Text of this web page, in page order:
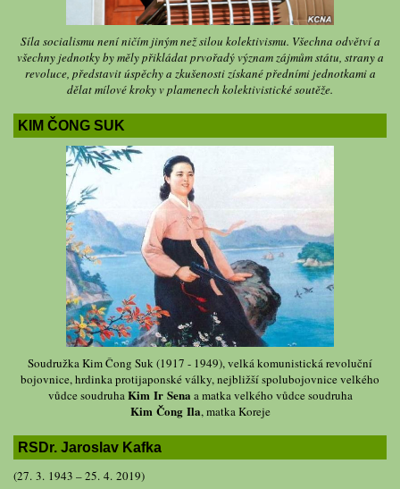
Síla socialismu není ničím jiným než silou kolektivismu. Všechna odvětví a
všechny jednotky by měly přikládat prvořadý význam zájmům státu, strany a
revoluce, představit úspěchy a zkušenosti získané předními jednotkami a
dělat mílové kroky v plamenech kolektivistické soutěže.
KIM ČONG SUK
Soudružka Kim Čong Suk (1917 - 1949), velká komunistická revoluční
bojovnice, hrdinka protijaponské války, nejbližší spolubojovnice velkého
vůdce soudruhaKim Ir Sena a matka velkého vůdce soudruha
Kim Čong Ila, matka Koreje
RSDr. Jaroslav Kafka
(27. 3. 1943 – 25. 4. 2019)